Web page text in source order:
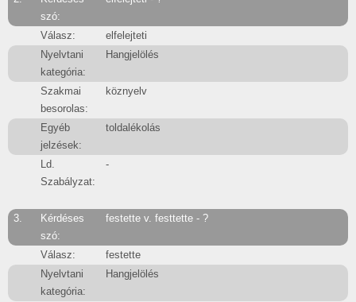
szó:
Válasz:
elfelejteti
Nyelvtani
kategória:
Hangjelölés
Szakmai
besorolas:
köznyelv
Egyéb
jelzések:
toldalékolás
Ld.
Szabályzat:
-
3.
Kérdéses
szó:
festette v. festtette - ?
Válasz:
festette
Nyelvtani
kategória:
Hangjelölés